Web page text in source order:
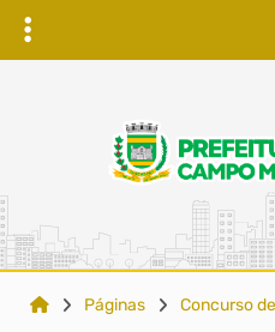
Páginas Concurso